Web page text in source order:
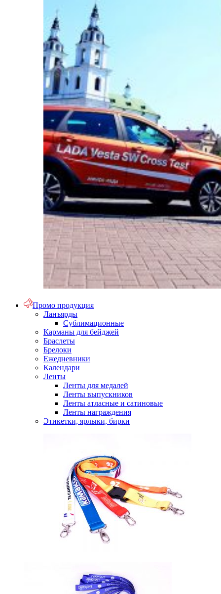
Промо продукция
Ланъярды
Сублимационные
Карманы для бейджей
Браслеты
Брелоки
Ежедневники
Календари
Ленты
Ленты для медалей
Ленты выпускников
Ленты атласные и сатиновые
Ленты награждения
Этикетки, ярлыки, бирки